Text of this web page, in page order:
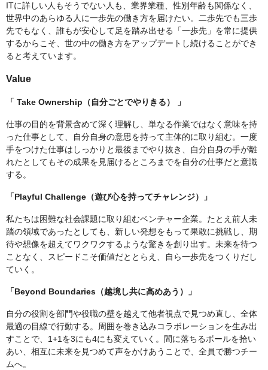
ITに詳しい人もそうでない人も、業界業種、性別年齢も関係なく、
世界中のあらゆる人に一歩先の働き方を届けたい。二歩先でも三歩
先でもなく、誰もが安心して足を踏み出せる「一歩先」を常に提供
するからこそ、世の中の働き方をアップデートし続けることができ
ると考えています。
Value
「 Take Ownership（自分ごとでやりきる） 」
仕事の目的を背景含めて深く理解し、単なる作業ではなく意味を持
った仕事として、自分自身の意思を持って主体的に取り組む。一度
手をつけた仕事はしっかりと最後までやり抜き、自分自身の手が離
れたとしてもその成果を見届けるところまでを自分の仕事だと意識
する。
「Playful Challenge（遊び心を持ってチャレンジ）」
私たちは困難な社会課題に取り組むベンチャー企業。たとえ前人未
踏の領域であったとしても、新しい発想をもって果敢に挑戦し、期
待や想像を超えてワクワクするような驚きを創り出す。未来を待つ
ことなく、スピードこそ価値だととらえ、自ら一歩先をつくりだし
ていく。
「Beyond Boundaries（越境し共に高めあう）」
自分の役割を部門や役職の壁を越えて他者視点で見つめ直し、全体
最適の目線で行動する。周囲を巻き込みコラボレーションを生み出
すことで、1+1を3にも4にも変えていく。間に落ちるボールを拾い
あい、相互に未来を見つめて声をかけあうことで、全員で勝つチー
ムへ。